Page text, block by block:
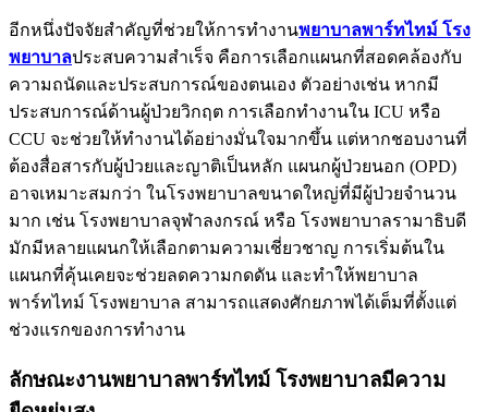
อีกหนึ่งปัจจัยสำคัญที่ช่วยให้การทำงานพยาบาลพาร์ทไทม์ โรง
พยาบาลประสบความสำเร็จ คือการเลือกแผนกที่สอดคล้องกับ
ความถนัดและประสบการณ์ของตนเอง ตัวอย่างเช่น หากมี
ประสบการณ์ด้านผู้ป่วยวิกฤต การเลือกทำงานใน ICU หรือ
CCU จะช่วยให้ทำงานได้อย่างมั่นใจมากขึ้น แต่หากชอบงานที่
ต้องสื่อสารกับผู้ป่วยและญาติเป็นหลัก แผนกผู้ป่วยนอก (OPD)
อาจเหมาะสมกว่า ในโรงพยาบาลขนาดใหญ่ที่มีผู้ป่วยจำนวน
มาก เช่น โรงพยาบาลจุฬาลงกรณ์ หรือ โรงพยาบาลรามาธิบดี
มักมีหลายแผนกให้เลือกตามความเชี่ยวชาญ การเริ่มต้นใน
แผนกที่คุ้นเคยจะช่วยลดความกดดัน และทำให้พยาบาล
พาร์ทไทม์ โรงพยาบาล สามารถแสดงศักยภาพได้เต็มที่ตั้งแต่
ช่วงแรกของการทำงาน
ลักษณะงานพยาบาลพาร์ทไทม์ โรงพยาบาลมีความ